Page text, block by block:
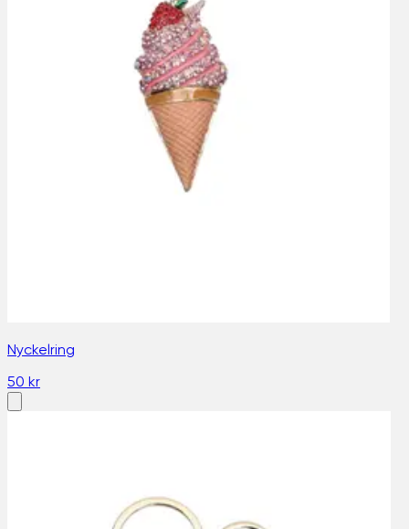
Nyckelring
50 kr